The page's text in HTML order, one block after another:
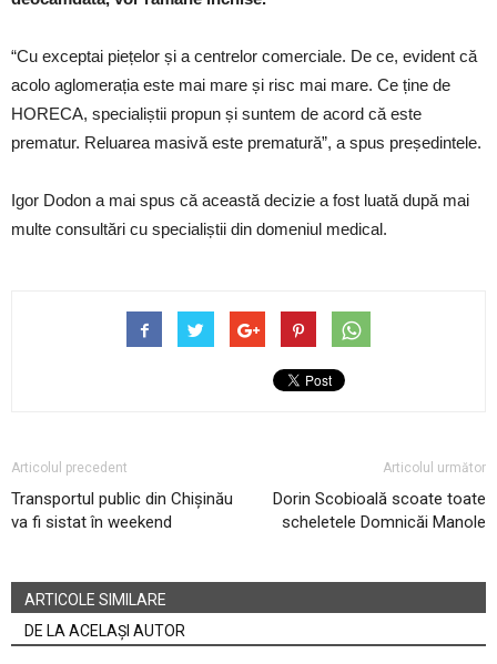
“Cu exceptai piețelor și a centrelor comerciale. De ce, evident că
acolo aglomerația este mai mare și risc mai mare. Ce ține de
HORECA, specialiștii propun și suntem de acord că este
prematur. Reluarea masivă este prematură”, a spus președintele.
Igor Dodon a mai spus că această decizie a fost luată după mai
multe consultări cu specialiștii din domeniul medical.
Articolul precedent
Transportul public din Chișinău
va fi sistat în weekend
Articolul următor
Dorin Scobioală scoate toate
scheletele Domnicăi Manole
ARTICOLE SIMILARE
DE LA ACELAȘI AUTOR